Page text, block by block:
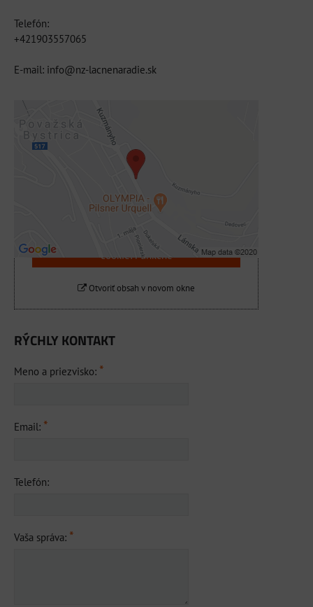
Telefón:
+421903557065
E-mail: info@nz-lacnenaradie.sk
Externý obsah je blokovaný Voľbami
súkromia
Prajete si načítať externý obsah?
Povoliť tentokrát
Povoliť a zapamätať - súhlas s druhom
cookie: Funkčné
Otvoriť obsah v novom okne
RÝCHLY KONTAKT
Meno a priezvisko: *
Email: *
Telefón:
Vaša správa: *